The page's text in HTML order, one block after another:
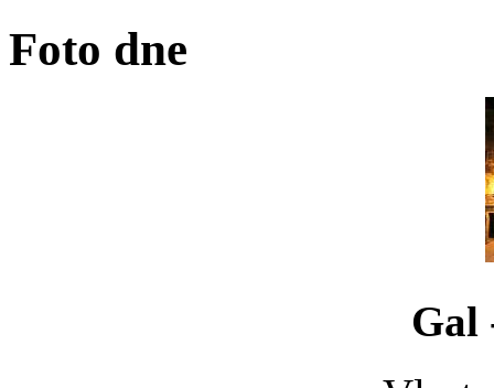
Foto dne
Gal